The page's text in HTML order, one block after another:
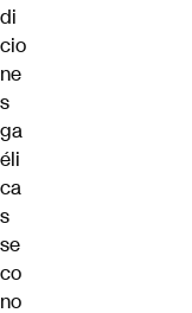
di
cio
ne
s
ga
éli
ca
s
se
co
no